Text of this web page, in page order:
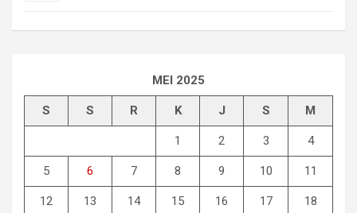
MEI 2025
S S R K J S M
1 2 3 4
5 6 7 8 9 10 11
12 13 14 15 16 17 18